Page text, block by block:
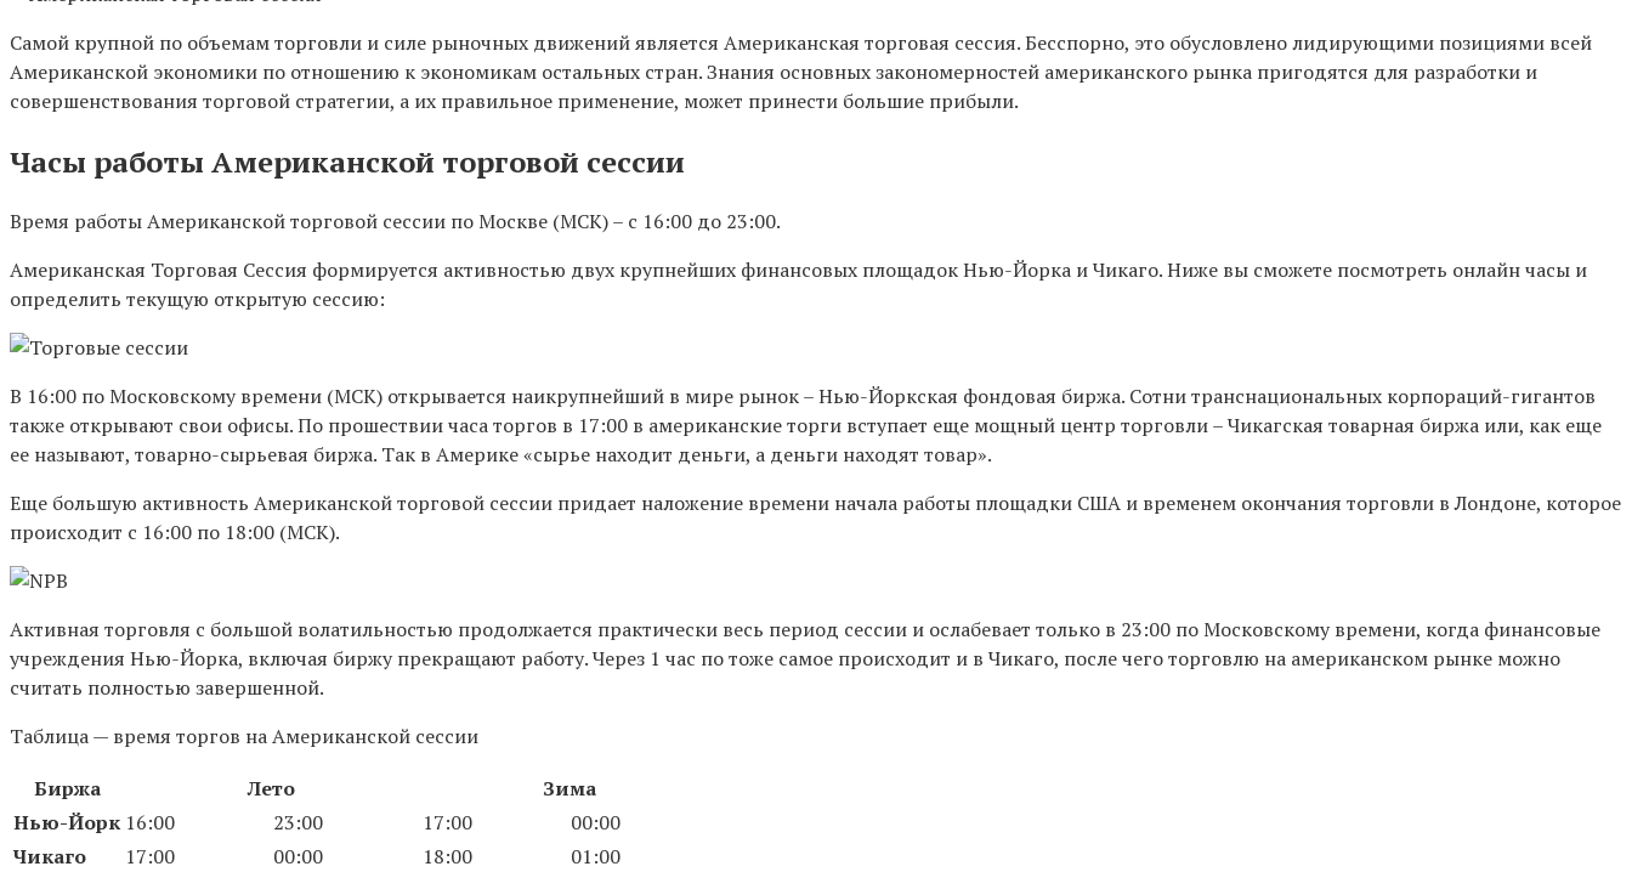
Самой крупной по объемам торговли и силе рыночных движений является Американская торговая сессия. Бесспорно, это обусловлено лидирующими позициями всей
Американской экономики по отношению к экономикам остальных стран. Знания основных закономерностей американского рынка пригодятся для разработки и
совершенствования торговой стратегии, а их правильное применение, может принести большие прибыли.
Часы работы Американской торговой сессии
Время работы Американской торговой сессии по Москве (МСК) – с 16:00 до 23:00.
Американская Торговая Сессия формируется активностью двух крупнейших финансовых площадок Нью-Йорка и Чикаго. Ниже вы сможете посмотреть онлайн часы и
определить текущую открытую сессию:
В 16:00 по Московскому времени (МСК) открывается наикрупнейший в мире рынок – Нью-Йоркская фондовая биржа. Сотни транснациональных корпораций-гигантов
также открывают свои офисы. По прошествии часа торгов в 17:00 в американские торги вступает еще мощный центр торговли – Чикагская товарная биржа или, как еще
ее называют, товарно-сырьевая биржа. Так в Америке «сырье находит деньги, а деньги находят товар».
Еще большую активность Американской торговой сессии придает наложение времени начала работы площадки США и временем окончания торговли в Лондоне, которое
происходит с 16:00 по 18:00 (МСК).
Активная торговля с большой волатильностью продолжается практически весь период сессии и ослабевает только в 23:00 по Московскому времени, когда финансовые
учреждения Нью-Йорка, включая биржу прекращают работу. Через 1 час по тоже самое происходит и в Чикаго, после чего торговлю на американском рынке можно
считать полностью завершенной.
Таблица — время торгов на Американской сессии
Биржа
Лето
Зима
Нью-Йорк 16:00 23:00 17:00
00:00
Чикаго
17:00 00:00 18:00 01:00